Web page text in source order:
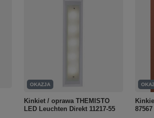
OKAZJA
Kinkiet / oprawa THEMISTO
LED Leuchten Direkt 11217-55
87567